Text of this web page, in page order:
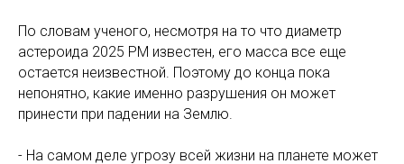
По словам ученого, несмотря на то что диаметр
астероида 2025 PM известен, его масса все еще
остается неизвестной. Поэтому до конца пока
непонятно, какие именно разрушения он может
принести при падении на Землю.
- На самом деле угрозу всей жизни на планете может